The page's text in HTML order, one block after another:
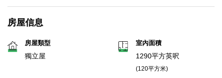
房屋信息
房屋類型
獨立屋
室內面積
1290平方英呎
(120平方米)